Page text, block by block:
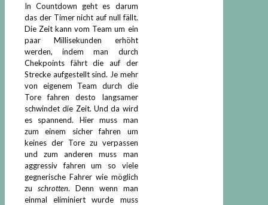
In Countdown geht es darum
das der Timer nicht auf null fällt.
Die Zeit kann vom Team um ein
paar Millisekunden erhöht
werden, indem man durch
Chekpoints fährt die auf der
Strecke aufgestellt sind. Je mehr
von eigenem Team durch die
Tore fahren desto langsamer
schwindet die Zeit. Und da wird
es spannend. Hier muss man
zum einem sicher fahren um
keines der Tore zu verpassen
und zum anderen muss man
aggressiv fahren um so viele
gegnerische Fahrer wie möglich
zu schrotten. Denn wenn man
einmal eliminiert wurde muss